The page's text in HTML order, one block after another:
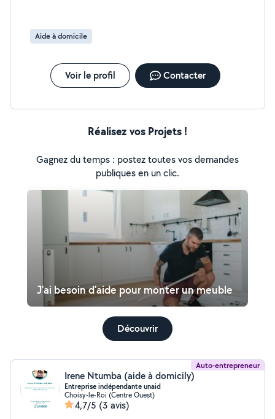
Aide à domicile
Voir le profil Contacter
Réalisez vos Projets !
Gagnez du temps : postez toutes vos demandes
publiques en un clic.
J'ai besoin d'aide pour monter un meuble
Découvrir
Auto-entrepreneur
Irene Ntumba (aide à domicily)
Entreprise indépendante unaid
Choisy-le-Roi (Centre Ouest)
4,7/5 (3 avis)